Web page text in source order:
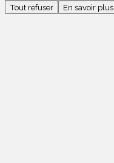
Tout refuser
En savoir plus